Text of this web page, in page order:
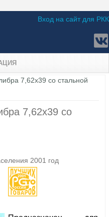
Вход на сайт для РКК
7,62х39 со стальной
7,62х39 со
2001 год